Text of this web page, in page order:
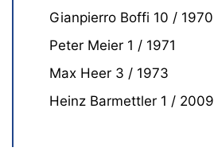
Gianpierro Boffi 10 / 1970
Peter Meier 1 / 1971
Max Heer 3 / 1973
Heinz Barmettler 1 / 2009